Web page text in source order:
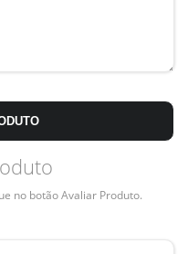
no botão Avaliar Produto.